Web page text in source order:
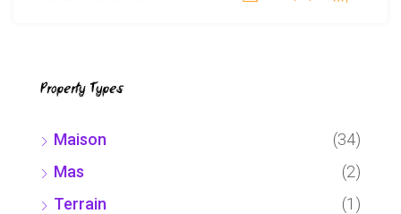
Property Types
Maison
(34)
Mas
(2)
Terrain
(1)